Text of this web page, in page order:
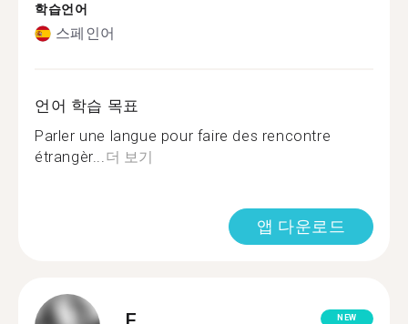
학습언어
스페인어
언어 학습 목표
Parler une langue pour faire des rencontre
étrangèr...더 보기
앱 다운로드
NEW